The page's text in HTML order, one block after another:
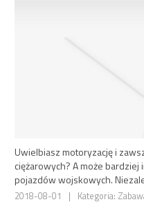
Uwielbiasz motoryzację i
ciężarowych? A może
pojazdów wojskowych.
2018-08-01 | Kategoria: